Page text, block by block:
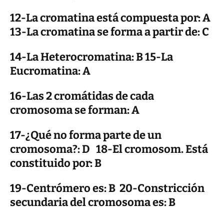
12-La cromatina está compuesta por: A
13-La cromatina se forma a partir de: C
14-La Heterocromatina: B 15-La
Eucromatina: A
16-Las 2 cromátidas de cada
cromosoma se forman: A
17-¿Qué no forma parte de un
cromosoma?: D 18-El cromosom. Está
constituido por: B
19-Centrómero es: B 20-Constricción
secundaria del cromosoma es: B